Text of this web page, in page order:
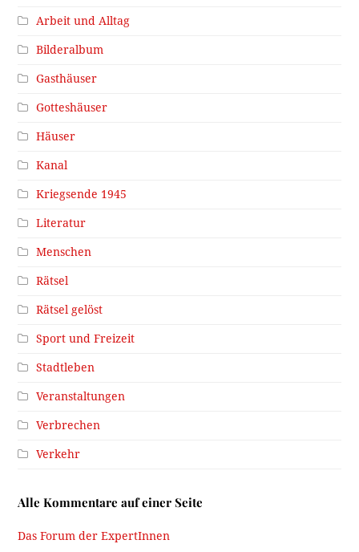
Arbeit und Alltag
Bilderalbum
Gasthäuser
Gotteshäuser
Häuser
Kanal
Kriegsende 1945
Literatur
Menschen
Rätsel
Rätsel gelöst
Sport und Freizeit
Stadtleben
Veranstaltungen
Verbrechen
Verkehr
Alle Kommentare auf einer Seite
Das Forum der ExpertInnen